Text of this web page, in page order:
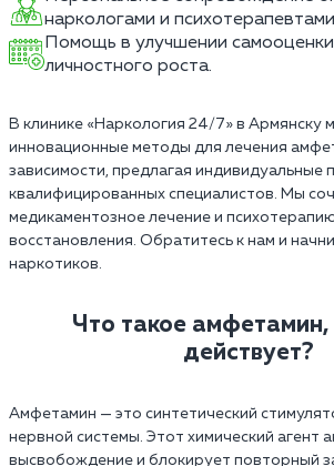
наркологами и
Помощь в улучшении
личностного роста.
В клинике «Наркология 24/7» в Армянску
инновационные методы для лечения
зависимости, предлагая индивидуальные
квалифицированных специалистов. Мы
медикаментозное лечение и
восстановления. Обратитесь к нам и
наркотиков.
Что такое амфетамин,
действует?
Амфетамин — это синтетический
нервной системы. Этот химический агент
высвобождение и блокирует повторный